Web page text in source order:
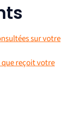
sur votre
que reçoit votre